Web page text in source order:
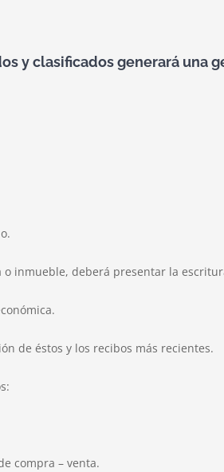
y clasificados generará una
inmueble, deberá presentar la
de éstos y los recibos más recientes.
compra – venta.